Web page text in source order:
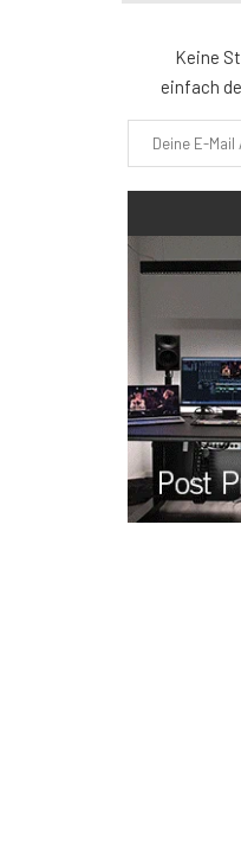
Keine
einfach